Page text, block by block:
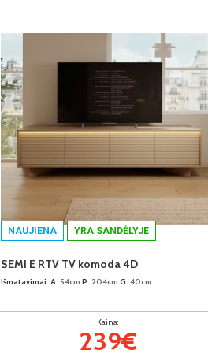
NAUJIENA YRA SANDĖLYJE
SEMI E RTV TV komoda 4D
Išmatavimai: A: 54cm P: 204cm G: 40cm
Kaina:
239€